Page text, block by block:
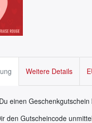
Weitere Details
einen
den Gutscheincode